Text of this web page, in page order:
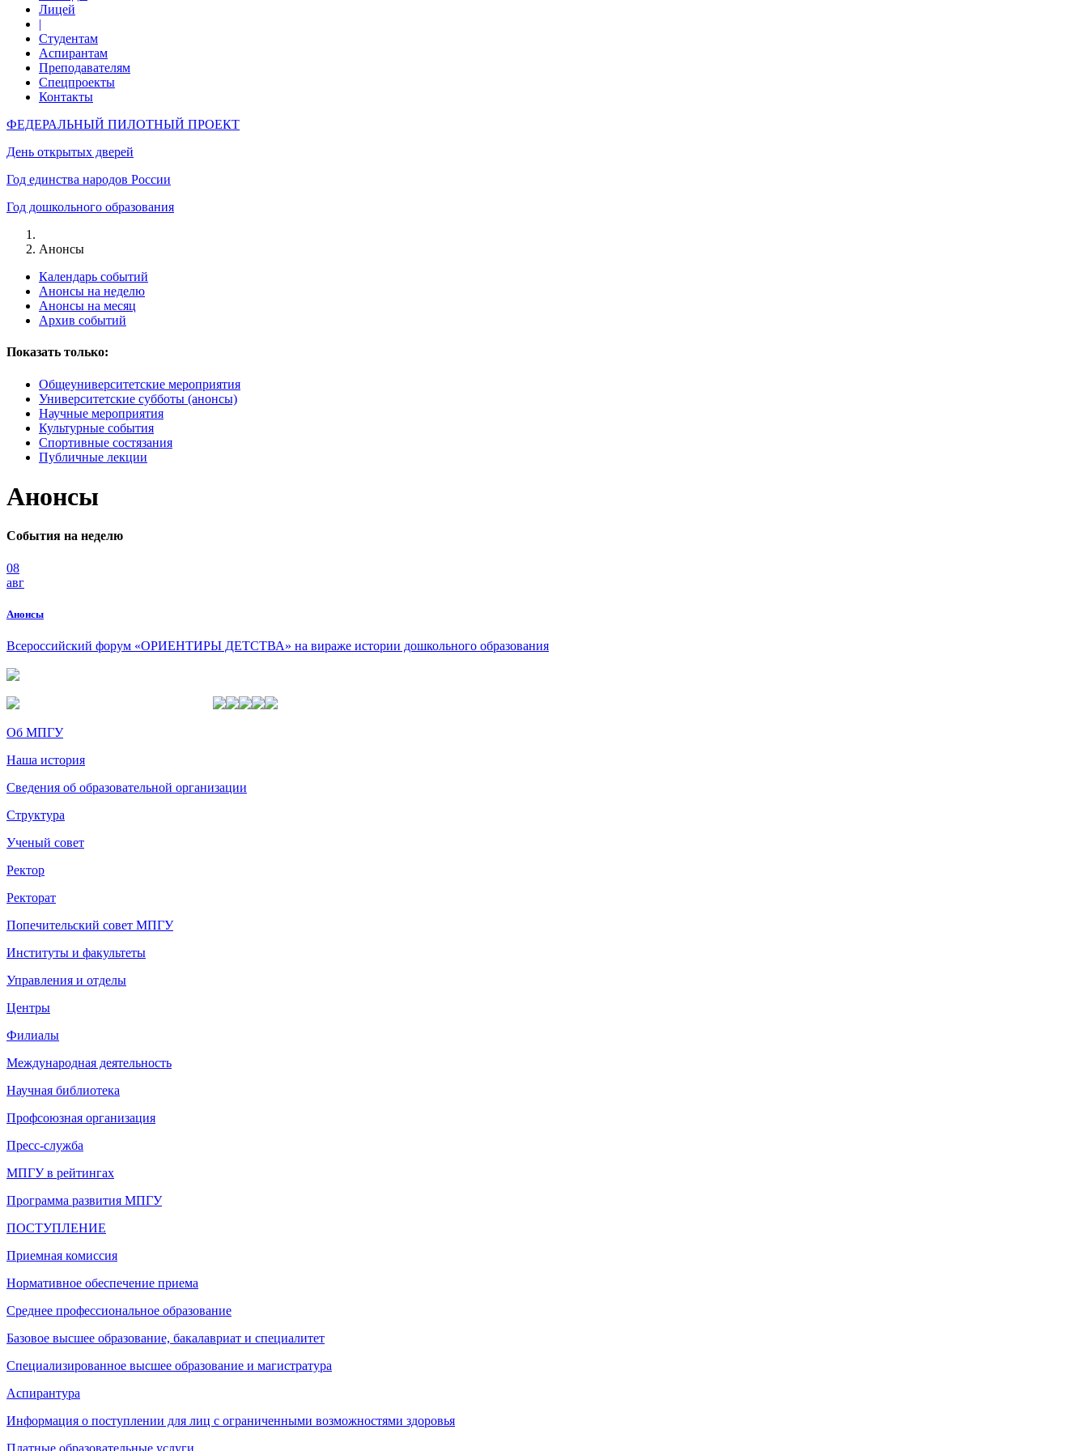
Лицей
|
Студентам
Аспирантам
Преподавателям
Спецпроекты
Контакты
ФЕДЕРАЛЬНЫЙ ПИЛОТНЫЙ ПРОЕКТ
День открытых дверей
Год единства народов России
Год дошкольного образования
Анонсы
Календарь событий
Анонсы на неделю
Анонсы на месяц
Архив событий
Показать только:
Общеуниверситетские мероприятия
Университетские субботы (анонсы)
Научные мероприятия
Культурные события
Спортивные состязания
Публичные лекции
Анонсы
События на неделю
08
авг
Анонсы
Всероссийский форум «ОРИЕНТИРЫ ДЕТСТВА» на вираже истории дошкольного образования
Об МПГУ
Наша история
Сведения об образовательной организации
Структура
Ученый совет
Ректор
Ректорат
Попечительский совет МПГУ
Институты и факультеты
Управления и отделы
Центры
Филиалы
Международная деятельность
Научная библиотека
Профсоюзная организация
Пресс-служба
МПГУ в рейтингах
Программа развития МПГУ
ПОСТУПЛЕНИЕ
Приемная комиссия
Нормативное обеспечение приема
Среднее профессиональное образование
Базовое высшее образование, бакалавриат и специалитет
Специализированное высшее образование и магистратура
Аспирантура
Информация о поступлении для лиц с ограниченными возможностями здоровья
Платные образовательные услуги